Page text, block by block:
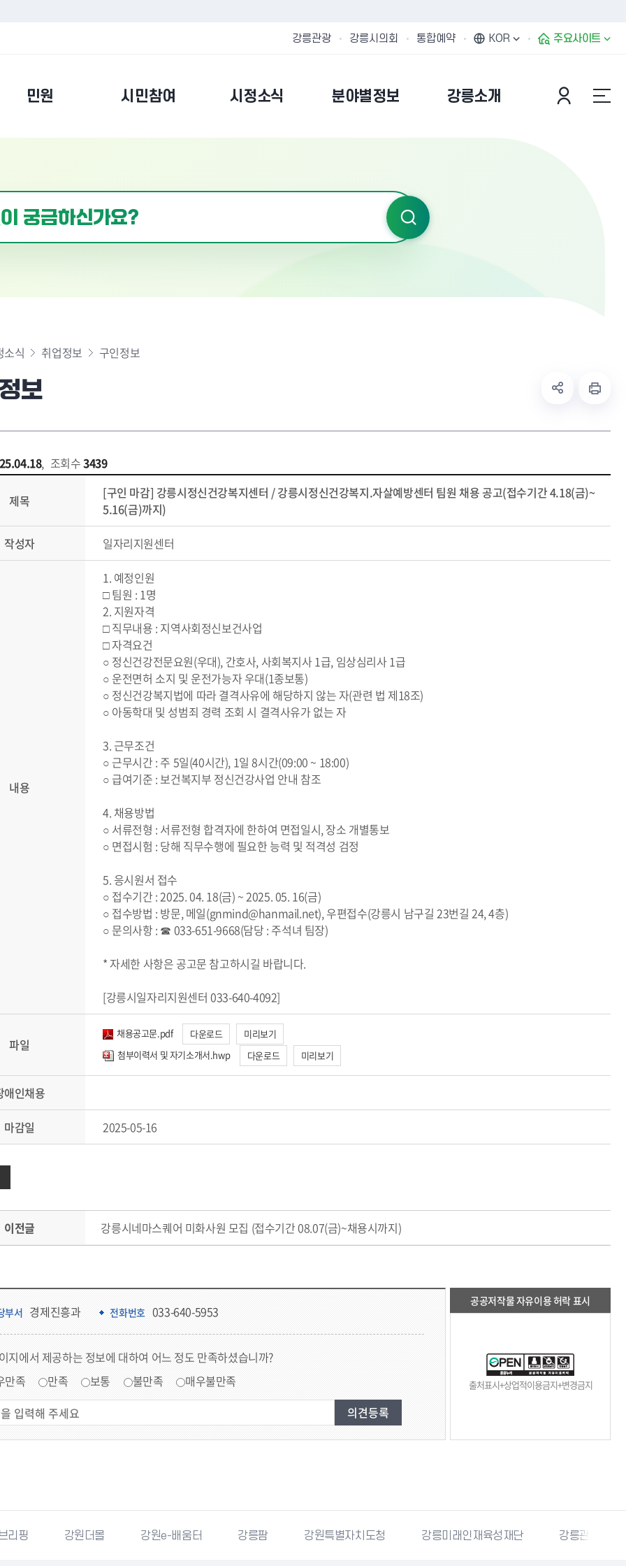
강릉관광 강릉시의회 통합예약 KOR 주요사이트
민원 시민참여 시정소식 분야별정보 강릉소개
소식 취업정보 구인정보
보
, 조회수3439
제목
[구인 마감] 강릉시정신건강복지센터 / 강릉시정신건강복지.자살예방센터 팀원 채용 공고(접수기간 4.18(금)~
5.16(금)까지)
작성자 일자리지원센터
내용
1. 예정인원
□ 팀원 : 1명
2. 지원자격
□ 직무내용 : 지역사회정신보건사업
□ 자격요건
○ 정신건강전문요원(우대), 간호사, 사회복지사 1급, 임상심리사 1급
○ 운전면허 소지 및 운전가능자 우대(1종보통)
○ 정신건강복지법에 따라 결격사유에 해당하지 않는 자(관련 법 제18조)
○ 아동학대 및 성범죄 경력 조회 시 결격사유가 없는 자
3. 근무조건
○ 근무시간 : 주 5일(40시간), 1일 8시간(09:00 ~ 18:00)
○ 급여기준 : 보건복지부 정신건강사업 안내 참조
4. 채용방법
○ 서류전형 : 서류전형 합격자에 한하여 면접일시, 장소 개별통보
○ 면접시험 : 당해 직무수행에 필요한 능력 및 적격성 검정
5. 응시원서 접수
○ 접수기간 : 2025. 04. 18(금) ~ 2025. 05. 16(금)
○ 접수방법 : 방문, 메일(gnmind@hanmail.net), 우편접수(강릉시 남구길 23번길 24, 4층)
○ 문의사항 : ☎ 033-651-9668(담당 : 주석녀 팀장)
* 자세한 사항은 공고문 참고하시길 바랍니다.
[강릉시일자리지원센터 033-640-4092]
파일
채용공고문.pdf 다운로드
미리보기
첨부이력서 및 자기소개서.hwp
다운로드 미리보기
애인채용
마감일 2025-05-16
이전글 강릉시네마스퀘어 미화사원 모집 (접수기간 08.07(금)~채용시까지)
부서 경제진흥과 전화번호 033-640-5953
지에서 제공하는 정보에 대하여 어느 정도 만족하셨습니까?
만족
만족 보통 불만족 매우불만족
공공저작물 자유이용 허락 표시
출처표시+상업적이용금지+변경금지
강원e-배움터 강릉팜 강원특별자치도청 강릉미래인재육성재단 강릉관광개발공사 국민재난